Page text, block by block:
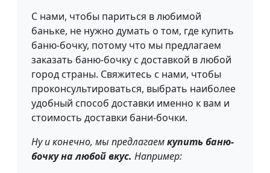
С нами, чтобы париться в любимой
баньке, не нужно думать о том, где купить
баню-бочку, потому что мы предлагаем
заказать баню-бочку с доставкой в любой
город страны. Свяжитесь с нами, чтобы
проконсультироваться, выбрать наиболее
удобный способ доставки именно к вам и
стоимость доставки бани-бочки.
Ну и конечно, мы предлагаемкупить баню-
бочку на любой вкус. Например: